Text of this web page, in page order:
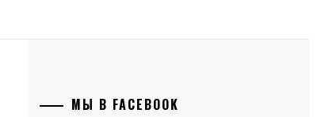
МЫ В FACEBOOK